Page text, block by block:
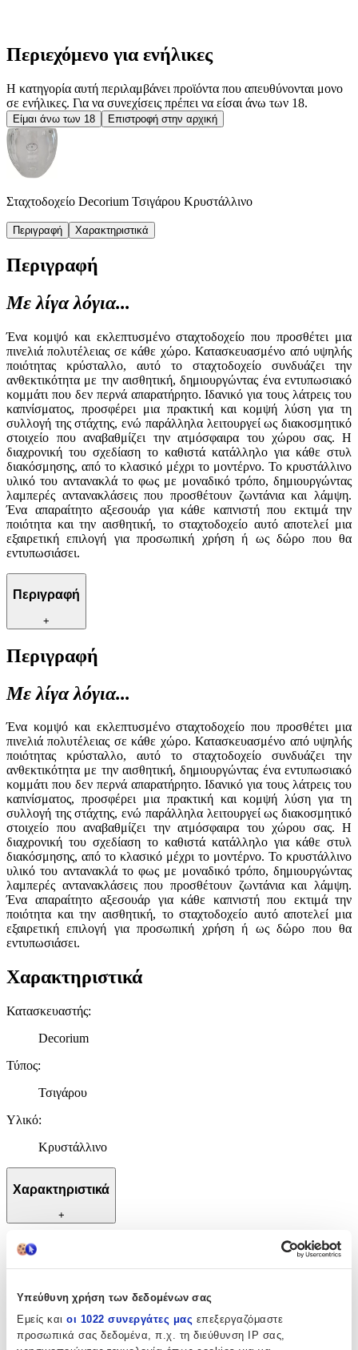
Υπεύθυνη χρήση των δεδομένων σας
Εμείς και οι 1022 συνεργάτες μας επεξεργαζόμαστε
προσωπικά σας δεδομένα, π.χ. τη διεύθυνση IP σας,
Περιεχόμενο για ενήλικες
Η κατηγορία αυτή περιλαμβάνει προϊόντα που απευθύνονται μονο
σε ενήλικες. Για να συνεχίσεις πρέπει να είσαι άνω των 18.
Είμαι άνω των 18 Επιστροφή στην αρχική
Σταχτοδοχείο Decorium Τσιγάρου Κρυστάλλινο
Περιγραφή Χαρακτηριστικά
Περιγραφή
Με λίγα λόγια...
Ένα κομψό και εκλεπτυσμένο σταχτοδοχείο που προσθέτει μια
πινελιά πολυτέλειας σε κάθε χώρο. Κατασκευασμένο από υψηλής
ποιότητας κρύσταλλο, αυτό το σταχτοδοχείο συνδυάζει την
ανθεκτικότητα με την αισθητική, δημιουργώντας ένα εντυπωσιακό
κομμάτι που δεν περνά απαρατήρητο. Ιδανικό για τους λάτρεις του
καπνίσματος, προσφέρει μια πρακτική και κομψή λύση για τη
συλλογή της στάχτης, ενώ παράλληλα λειτουργεί ως διακοσμητικό
στοιχείο που αναβαθμίζει την ατμόσφαιρα του χώρου σας. Η
διαχρονική του σχεδίαση το καθιστά κατάλληλο για κάθε στυλ
διακόσμησης, από το κλασικό μέχρι το μοντέρνο. Το κρυστάλλινο
υλικό του αντανακλά το φως με μοναδικό τρόπο, δημιουργώντας
λαμπερές αντανακλάσεις που προσθέτουν ζωντάνια και λάμψη.
Ένα απαραίτητο αξεσουάρ για κάθε καπνιστή που εκτιμά την
ποιότητα και την αισθητική, το σταχτοδοχείο αυτό αποτελεί μια
εξαιρετική επιλογή για προσωπική χρήση ή ως δώρο που θα
εντυπωσιάσει.
Περιγραφή
+
Περιγραφή
Με λίγα λόγια...
Ένα κομψό και εκλεπτυσμένο σταχτοδοχείο που προσθέτει μια
πινελιά πολυτέλειας σε κάθε χώρο. Κατασκευασμένο από υψηλής
ποιότητας κρύσταλλο, αυτό το σταχτοδοχείο συνδυάζει την
ανθεκτικότητα με την αισθητική, δημιουργώντας ένα εντυπωσιακό
κομμάτι που δεν περνά απαρατήρητο. Ιδανικό για τους λάτρεις του
καπνίσματος, προσφέρει μια πρακτική και κομψή λύση για τη
συλλογή της στάχτης, ενώ παράλληλα λειτουργεί ως διακοσμητικό
στοιχείο που αναβαθμίζει την ατμόσφαιρα του χώρου σας. Η
διαχρονική του σχεδίαση το καθιστά κατάλληλο για κάθε στυλ
διακόσμησης, από το κλασικό μέχρι το μοντέρνο. Το κρυστάλλινο
υλικό του αντανακλά το φως με μοναδικό τρόπο, δημιουργώντας
λαμπερές αντανακλάσεις που προσθέτουν ζωντάνια και λάμψη.
Ένα απαραίτητο αξεσουάρ για κάθε καπνιστή που εκτιμά την
ποιότητα και την αισθητική, το σταχτοδοχείο αυτό αποτελεί μια
εξαιρετική επιλογή για προσωπική χρήση ή ως δώρο που θα
εντυπωσιάσει.
Χαρακτηριστικά
Κατασκευαστής:
Decorium
Τύπος:
Τσιγάρου
Υλικό:
Κρυστάλλινο
Χαρακτηριστικά
+
Χαρακτηριστικά
Τύπος: